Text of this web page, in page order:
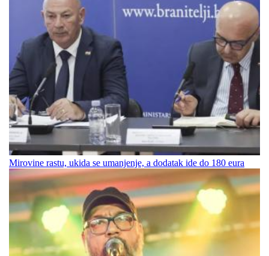
Mirovine rastu, ukida se umanjenje, a dodatak ide do 180 eura